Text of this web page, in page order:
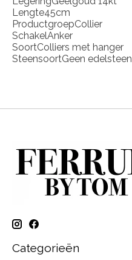
Lengte45cm
ProductgroepCollier
SchakelAnker
SoortColliers met hanger
SteensoortGeen edelsteen
Categorieën